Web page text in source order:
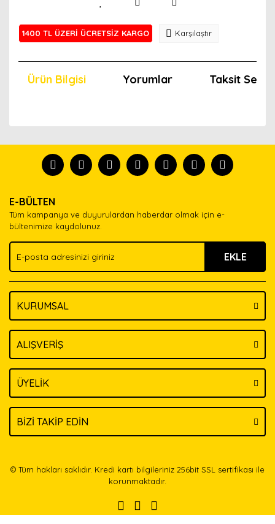
1400 TL ÜZERİ ÜCRETSİZ KARGO Karşılaştır
Ürün Bilgisi Yorumlar Taksit
tanısın.
formunu kullanarak tarafımıza iletebilirsiniz.
Görüş ve önerileriniz için teşekkür ederiz.
Ürün açıklamasında eksik bilgiler bulunuyor.
Ürün bilgilerinde hatalar bulunuyor.
Ürün fiyatı diğer sitelerden daha pahalı.
Bu ürüne benzer farklı alternatifler olmalı.
E-BÜLTEN
Tüm kampanya ve duyurulardan haberdar olmak için e-
bültenimize kaydolunuz.
EKLE
KURUMSAL
ALIŞVERİŞ
ÜYELİK
BİZİ TAKİP EDİN
© Tüm hakları saklıdır. Kredi kartı bilgileriniz 256bit SSL sertifikası ile
korunmaktadır.